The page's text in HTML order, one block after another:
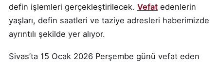
defin işlemleri gerçekleştirilecek. Vefat edenlerin
yaşları, defin saatleri ve taziye adresleri haberimizde
ayrıntılı şekilde yer alıyor.
Sivas’ta 15 Ocak 2026 Perşembe günü vefat eden